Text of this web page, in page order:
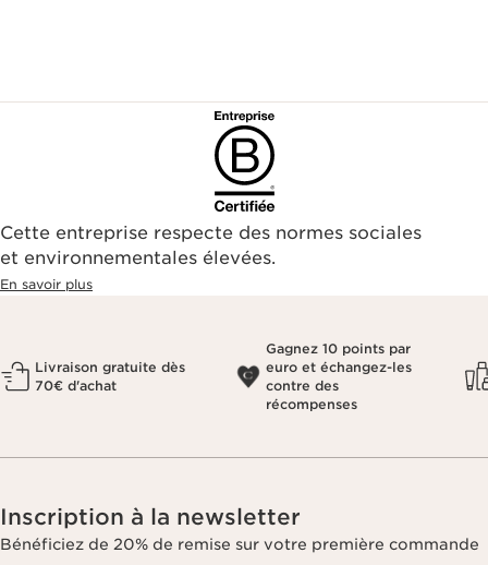
Cette entreprise respecte des normes sociales
et environnementales élevées.
En savoir plus
Livraison gratuite dès
70€ d'achat
Gagnez 10 points par
euro et échangez-les
contre des
récompenses
Inscription à la newsletter
Bénéficiez de 20% de remise sur votre première commande